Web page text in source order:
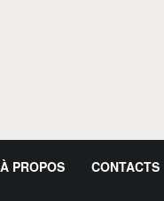
À PROPOS CONTACTS